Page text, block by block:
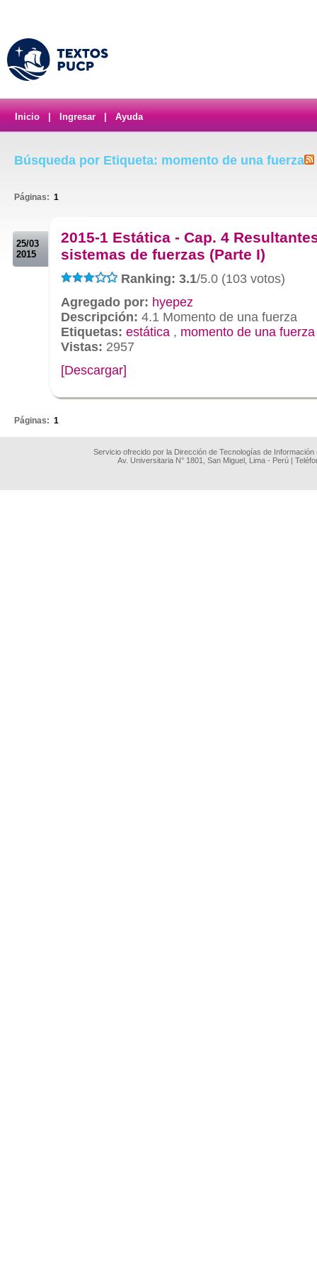
Inicio Ingresar Ayuda
Búsqueda por Etiqueta: momento de una fuerza
Páginas: 1
25/03
2015
2015-1 Estática - Cap. 4
sistemas de fuerzas (Parte I)
Ranking: 3.1/5.0 (103 votos)
Agregado por: hyepez
Descripción: 4.1 Momento de una fuerza
Etiquetas: estática , momento de una fuerza
Vistas: 2957
[Descargar]
Páginas: 1
Servicio ofrecido por la Dirección de Tecnologías de
Av. Universitaria N° 1801, San Miguel, Lima - Perú |